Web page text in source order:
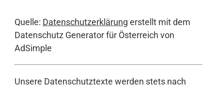
Quelle: Datenschutzerklärung erstellt mit dem
Datenschutz Generator für Österreich von
AdSimple
Unsere Datenschutztexte werden stets nach